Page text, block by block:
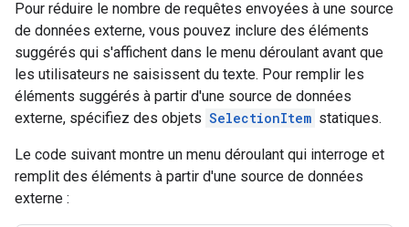
Pour réduire le nombre de requêtes envoyées à une source
de données externe, vous pouvez inclure des éléments
suggérés qui s'affichent dans le menu déroulant avant que
les utilisateurs ne saisissent du texte. Pour remplir les
éléments suggérés à partir d'une source de données
externe, spécifiez des objets SelectionItem statiques.
Le code suivant montre un menu déroulant qui interroge et
remplit des éléments à partir d'une source de données
externe :